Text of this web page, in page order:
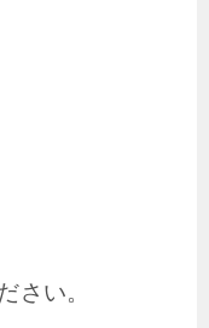
さい。